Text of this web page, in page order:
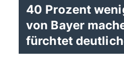
40 Prozent
von Bayer
fürchtet